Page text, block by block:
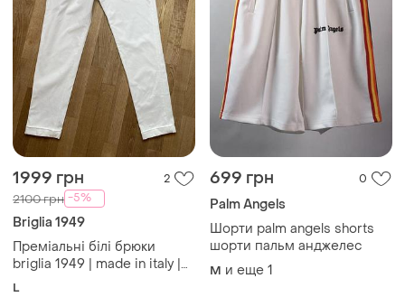
1999 грн 2
2100 грн -5%
Briglia 1949
Преміальні білі брюки
briglia 1949 | made in italy |
нові
L
699 грн 0
Palm Angels
Шорти palm angels shorts
шорти пальм анджелес
M и еще 1